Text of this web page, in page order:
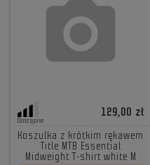
Dostępne
129,00 zł
Koszulka z krótkim rękawem
Title MTB Essential
Midweight T-shirt white M